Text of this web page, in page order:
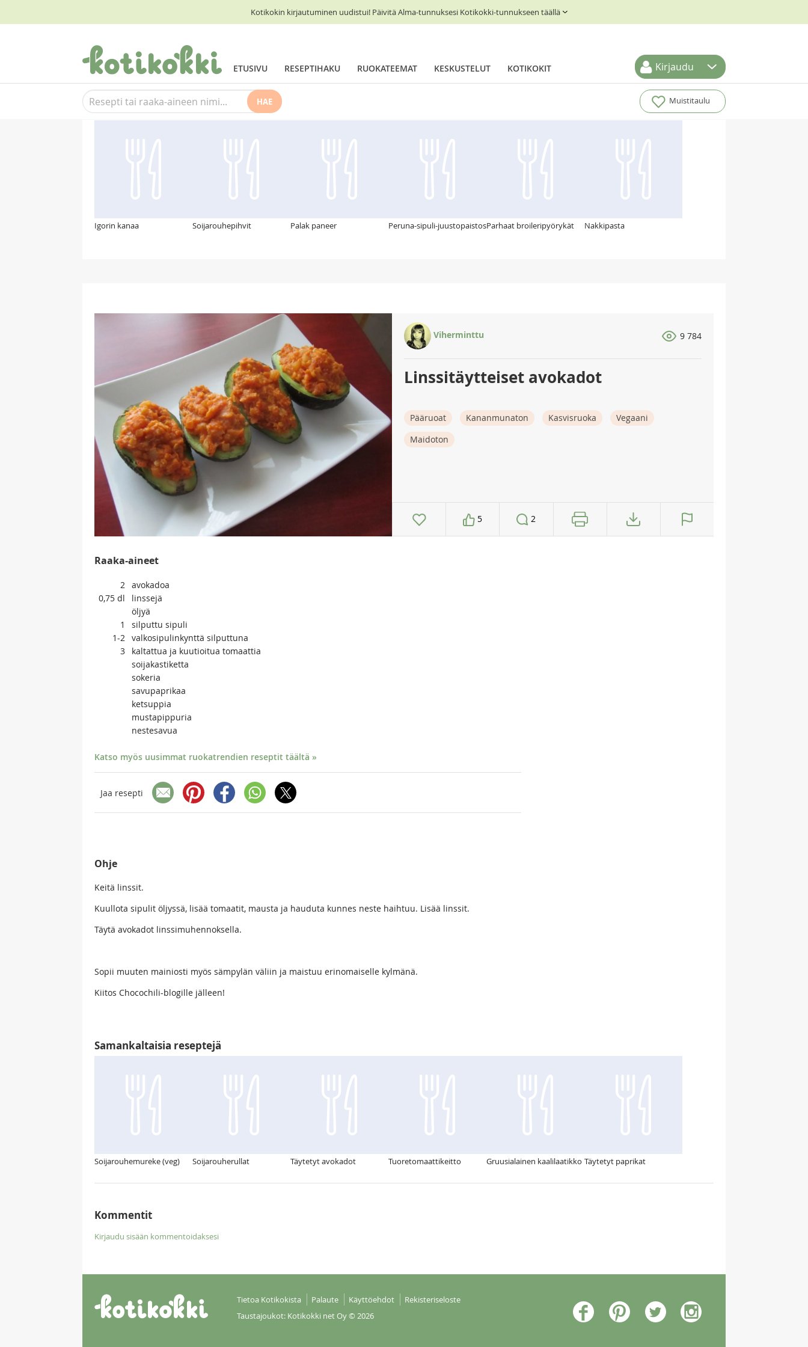
Kotikokin kirjautuminen uudistui! Päivitä Alma-tunnuksesi Kotikokki-tunnukseen täällä
ETUSIVU RESEPTIHAKU RUOKATEEMAT KESKUSTELUT KOTIKOKIT Kirjaudu
HAE Muistitaulu
Suosittelemme myös
Igorin kanaa Soijarouhepihvit Palak paneer Peruna-sipuli-juustopaistosParhaat broileripyörykät Nakkipasta
Viherminttu 9 784
Linssitäytteiset avokadot
Pääruoat Kananmunaton Kasvisruoka
Vegaani
Maidoton
5 2
Raaka-aineet
2 avokadoa
0,75 dl
linssejä
öljyä
1
silputtu sipuli
1-2 valkosipulinkynttä silputtuna
3
kaltattua ja kuutioitua tomaattia
soijakastiketta
sokeria
savupaprikaa
ketsuppia
mustapippuria
nestesavua
Katso myös uusimmat ruokatrendien reseptit täältä »
Jaa resepti
Ohje
Keitä linssit.
Kuullota sipulit öljyssä, lisää tomaatit, mausta ja hauduta kunnes neste haihtuu. Lisää linssit.
Täytä avokadot linssimuhennoksella.
Sopii muuten mainiosti myös sämpylän väliin ja maistuu erinomaiselle kylmänä.
Kiitos Chocochili-blogille jälleen!
Samankaltaisia reseptejä
Soijarouhemureke (veg) Soijarouherullat Täytetyt avokadot Tuoretomaattikeitto Gruusialainen kaalilaatikko Täytetyt paprikat
Kommentit
Kirjaudu sisään kommentoidaksesi
Tietoa Kotikokista Palaute Käyttöehdot
Rekisteriseloste
Taustajoukot: Kotikokki net Oy© 2026